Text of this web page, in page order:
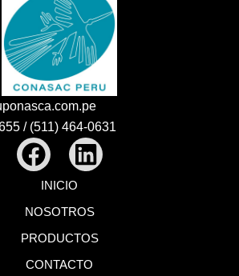
/ (511) 464-0631
Facebook
Linkedin
INICIO
NOSOTROS
PRODUCTOS
CONTACTO